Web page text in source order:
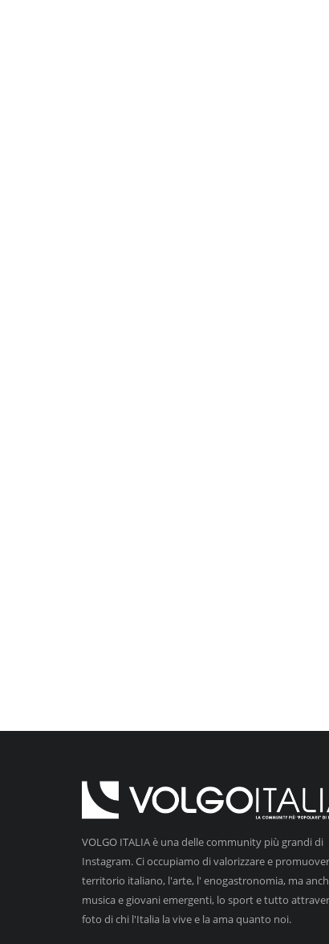
VOLGO ITALIA è una delle community più grandi di
Instagram. Ci occupiamo di valorizzare e
territorio italiano, l'arte, l' enogastronomia, ma
musica e giovani emergenti, lo sport e tutto
foto di chi l'Italia la vive e la ama quanto noi.